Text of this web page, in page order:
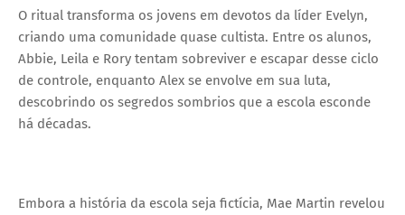
O ritual transforma os jovens em devotos da líder Evelyn,
criando uma comunidade quase cultista. Entre os alunos,
Abbie, Leila e Rory tentam sobreviver e escapar desse ciclo
de controle, enquanto Alex se envolve em sua luta,
descobrindo os segredos sombrios que a escola esconde
há décadas.
Embora a história da escola seja fictícia, Mae Martin revelou